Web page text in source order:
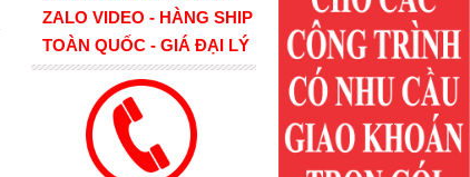
ZALO VIDEO - HÀNG SHIP
TOÀN QUỐC - GIÁ ĐẠI LÝ